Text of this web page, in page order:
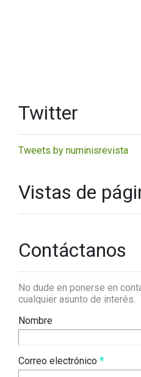
Twitter
Tweets by numinisrevista
Vistas de
Contáctanos
No dude en ponerse en
cualquier asunto de interés.
Nombre
Correo electrónico *